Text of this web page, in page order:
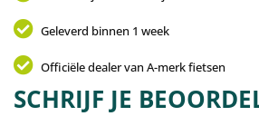
Geleverd binnen 1 week
Officiële dealer van A-merk fietsen
SCHRIJF JE